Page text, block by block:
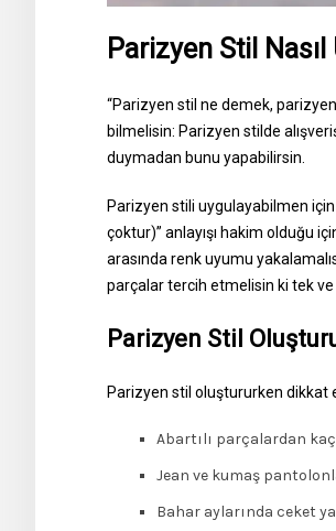
Parizyen Stil Nasıl
“Parizyen stil ne demek,
bilmelisin: Parizyen stilde
duymadan bunu yapabilirsin.
Parizyen stili uygulayabilmen
çoktur)” anlayışı hakim olduğu
arasında renk uyumu
parçalar tercih etmelisin ki tek
Parizyen Stil
Parizyen stil oluştururken dikkat
Abartılı parçalardan
Jean ve kumaş
Bahar aylarında ceket